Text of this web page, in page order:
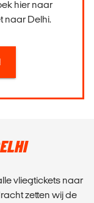
hier naar
naar Delhi.
vliegtickets naar
zetten wij de